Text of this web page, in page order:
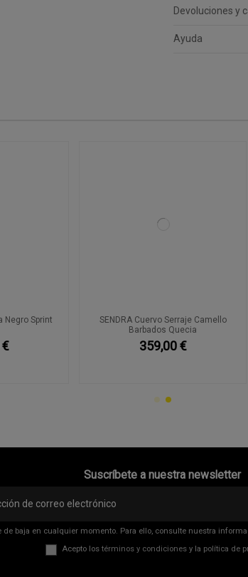
Devoluciones y
Ayuda
Negro Sprint
€
SENDRA Cuervo Serraje Camello
Barbados Quecia
359,00 €
Suscríbete a nuestra newsletter
de baja en cualquier momento. Para ello, consulte nuestra
Acepto los términos y condicionesy la política de